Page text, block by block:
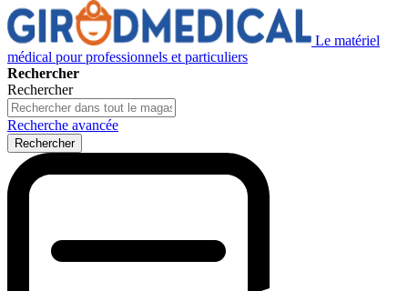
Le matériel
médical pour professionnels et particuliers
Rechercher
Rechercher
Recherche avancée
Rechercher